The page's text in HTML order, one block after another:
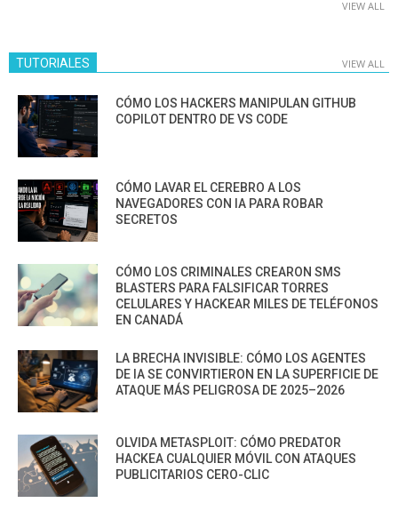
VIEW ALL
TUTORIALES VIEW ALL
CÓMO LOS HACKERS MANIPULAN GITHUB
COPILOT DENTRO DE VS CODE
CÓMO LAVAR EL CEREBRO A LOS
NAVEGADORES CON IA PARA ROBAR
SECRETOS
CÓMO LOS CRIMINALES CREARON SMS
BLASTERS PARA FALSIFICAR TORRES
CELULARES Y HACKEAR MILES DE TELÉFONOS
EN CANADÁ
LA BRECHA INVISIBLE: CÓMO LOS AGENTES
DE IA SE CONVIRTIERON EN LA SUPERFICIE DE
ATAQUE MÁS PELIGROSA DE 2025–2026
OLVIDA METASPLOIT: CÓMO PREDATOR
HACKEA CUALQUIER MÓVIL CON ATAQUES
PUBLICITARIOS CERO-CLIC